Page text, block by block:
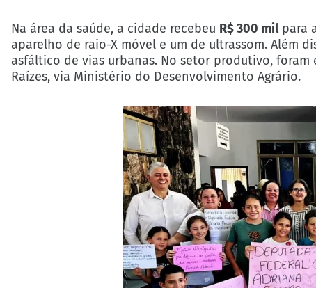
Na área da saúde, a cidade recebeu R$ 300 milpara
aparelho de raio-X móvel e um de ultrassom. Além
asfáltico de vias urbanas. No setor produtivo,
Raízes, via Ministério do Desenvolvimento Agrário.